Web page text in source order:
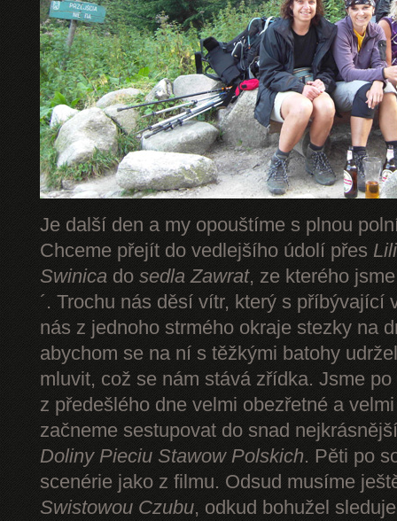
Je další den a my opouštíme s plnou
Chceme přejít do vedlejšího údolí přes
Swinica do sedla Zawrat, ze kterého
´. Trochu nás děsí vítr, který s příbývající
nás z jednoho strmého okraje stezky na
abychom se na ní s těžkými batohy
mluvit, což se nám stává zřídka. Jsme
z předešlého dne velmi obezřetné a
začneme sestupovat do snad
Doliny Pieciu Stawow Polskich. Pěti po
scenérie jako z filmu. Odsud musíme
Swistowou Czubu, odkud bohužel